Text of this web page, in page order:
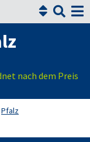


nach dem Preis
Pfalz